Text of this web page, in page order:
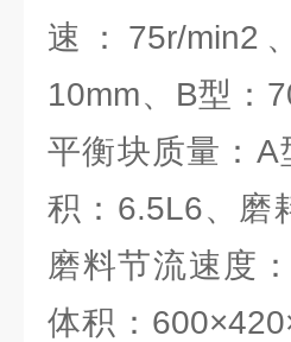
速：75r/min2
10mm、B型：
平衡块质量：A
积：6.5L6、磨
磨料节流速度
体积：